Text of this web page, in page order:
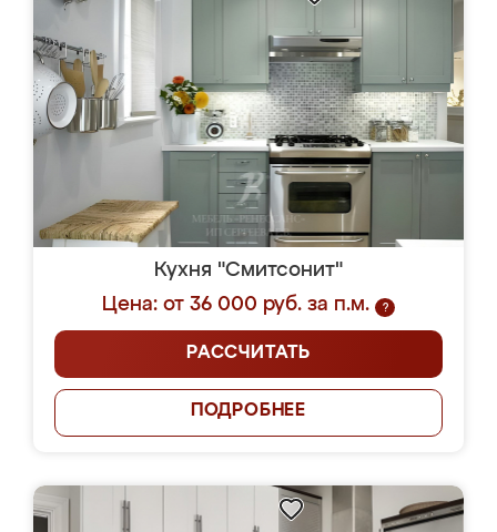
Кухня "Смитсонит"
Цена: от 36 000 руб. за п.м.
?
РАССЧИТАТЬ
ПОДРОБНЕЕ